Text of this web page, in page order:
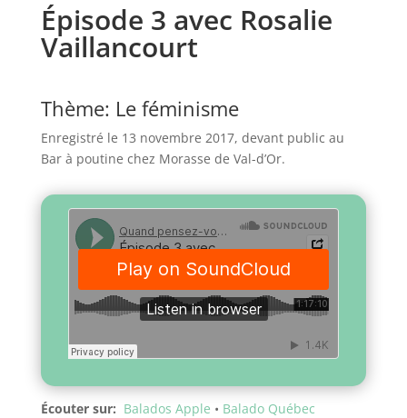
Épisode 3 avec Rosalie
Vaillancourt
Thème: Le féminisme
Enregistré le 13 novembre 2017, devant public au
Bar à poutine chez Morasse de Val-d’Or.
Écouter sur: Balados Apple • Balado Québec